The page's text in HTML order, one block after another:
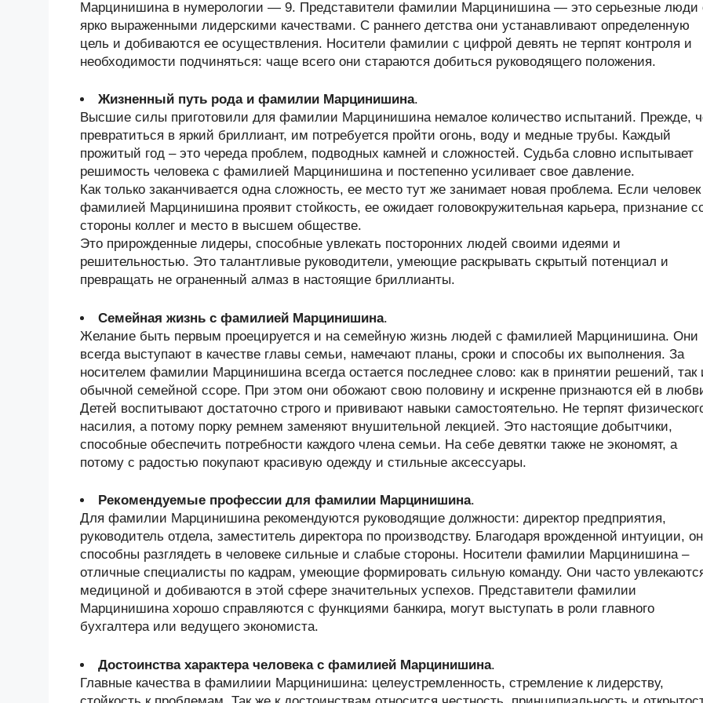
Марцинишина в нумерологии — 9. Представители фамилии Марцинишина — это серьезные люди
ярко выраженными лидерскими качествами. С раннего детства они устанавливают определенную
цель и добиваются ее осуществления. Носители фамилии с цифрой девять не терпят контроля и
необходимости подчиняться: чаще всего они стараются добиться руководящего положения.
Жизненный путь рода и фамилии Марцинишина.
Высшие силы приготовили для фамилии Марцинишина немалое количество испытаний. Прежде,
превратиться в яркий бриллиант, им потребуется пройти огонь, воду и медные трубы. Каждый
прожитый год – это череда проблем, подводных камней и сложностей. Судьба словно испытывает
решимость человека с фамилией Марцинишина и постепенно усиливает свое давление.
Как только заканчивается одна сложность, ее место тут же занимает новая проблема. Если человек
фамилией Марцинишина проявит стойкость, ее ожидает головокружительная карьера, признание
стороны коллег и место в высшем обществе.
Это прирожденные лидеры, способные увлекать посторонних людей своими идеями и
решительностью. Это талантливые руководители, умеющие раскрывать скрытый потенциал и
превращать не ограненный алмаз в настоящие бриллианты.
Семейная жизнь с фамилией Марцинишина.
Желание быть первым проецируется и на семейную жизнь людей с фамилией Марцинишина. Они
всегда выступают в качестве главы семьи, намечают планы, сроки и способы их выполнения. За
носителем фамилии Марцинишина всегда остается последнее слово: как в принятии решений, так
обычной семейной ссоре. При этом они обожают свою половину и искренне признаются ей в
Детей воспитывают достаточно строго и прививают навыки самостоятельно. Не терпят
насилия, а потому порку ремнем заменяют внушительной лекцией. Это настоящие добытчики,
способные обеспечить потребности каждого члена семьи. На себе девятки также не экономят, а
потому с радостью покупают красивую одежду и стильные аксессуары.
Рекомендуемые профессии для фамилии Марцинишина.
Для фамилии Марцинишина рекомендуются руководящие должности: директор предприятия,
руководитель отдела, заместитель директора по производству. Благодаря врожденной интуиции,
способны разглядеть в человеке сильные и слабые стороны. Носители фамилии Марцинишина –
отличные специалисты по кадрам, умеющие формировать сильную команду. Они часто
медициной и добиваются в этой сфере значительных успехов. Представители фамилии
Марцинишина хорошо справляются с функциями банкира, могут выступать в роли главного
бухгалтера или ведущего экономиста.
Достоинства характера человека с фамилией Марцинишина.
Главные качества в фамилиии Марцинишина: целеустремленность, стремление к лидерству,